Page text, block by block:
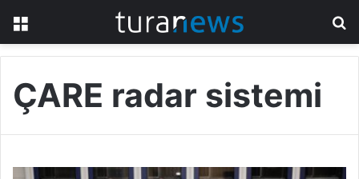
ÇARE radar sistemi